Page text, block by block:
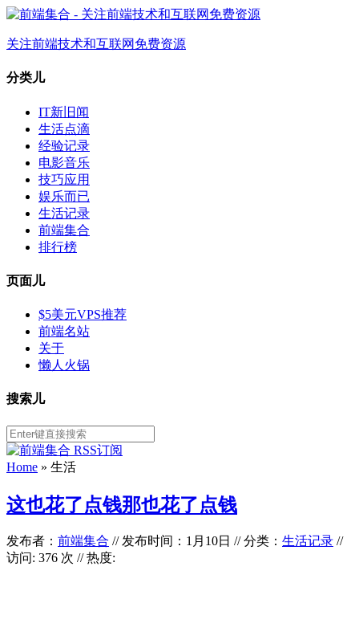
关注前端技术和互联网免费资源
分类儿
IT新旧闻
生活点滴
经验记录
电影音乐
技巧应用
娱乐而已
生活记录
前端集合
排行榜
页面儿
$5美元VPS推荐
前端名站
关于
懒人火锅
搜索儿
Home » 生活
这也花了点钱那也花了点钱
发布者： 前端集合 //发布时间：1月10日 //分类： 生活记录 //
访问: 376 次 // 热度: